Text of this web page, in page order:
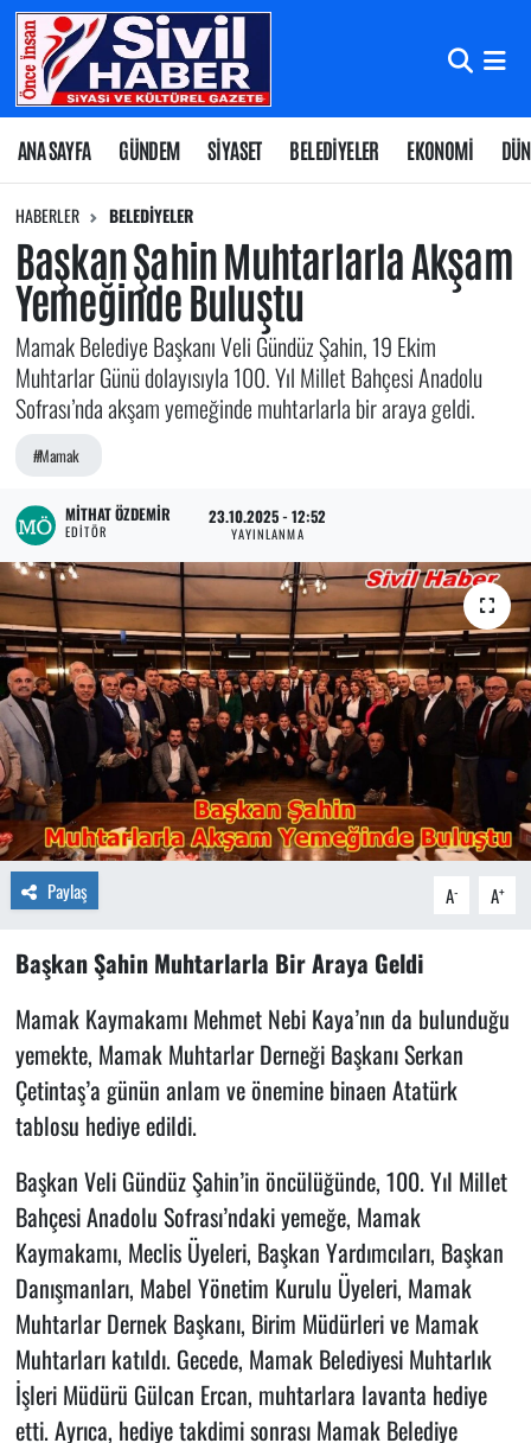
ANA SAYFA GÜNDEM SİYASET BELEDİYELER EKONOMİ
HABERLER BELEDİYELER
Başkan Şahin Muhtarlarla Akşam
Yemeğinde Buluştu
Mamak Belediye Başkanı Veli Gündüz Şahin, 19 Ekim
Muhtarlar Günü dolayısıyla 100. Yıl Millet Bahçesi Anadolu
Sofrası’nda akşam yemeğinde muhtarlarla bir araya geldi.
#Mamak
MITHAT ÖZDEMIR
EDITÖR
23.10.2025 - 12:52
YAYINLANMA
Paylaş A- A+
Başkan Şahin Muhtarlarla Bir Araya Geldi
Mamak Kaymakamı Mehmet Nebi Kaya’nın da bulunduğu
yemekte, Mamak Muhtarlar Derneği Başkanı Serkan
Çetintaş’a günün anlam ve önemine binaen Atatürk
tablosu hediye edildi.
Başkan Veli Gündüz Şahin’in öncülüğünde, 100. Yıl Millet
Bahçesi Anadolu Sofrası’ndaki yemeğe, Mamak
Kaymakamı, Meclis Üyeleri, Başkan Yardımcıları, Başkan
Danışmanları, Mabel Yönetim Kurulu Üyeleri, Mamak
Muhtarlar Dernek Başkanı, Birim Müdürleri ve Mamak
Muhtarları katıldı. Gecede, Mamak Belediyesi Muhtarlık
İşleri Müdürü Gülcan Ercan, muhtarlara lavanta hediye
etti. Ayrıca, hediye takdimi sonrası Mamak Belediye
Nöbetçi Eczaneler
Hava Durumu
Namaz Vakitleri
Trafik Durumu
Süper Lig Puan Durumu ve Fikstür
Tüm Manşetler
Son Dakika Haberleri
Haber Arşivi